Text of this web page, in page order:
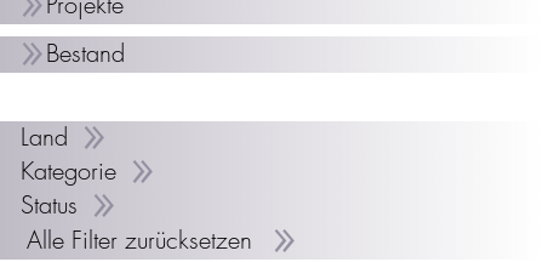
Bestand
Land
Kategorie
Status
Alle Filter zurücksetzen